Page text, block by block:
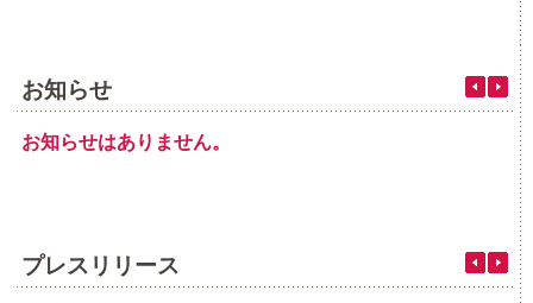
お知らせ
お知らせはありません。
プレスリリース